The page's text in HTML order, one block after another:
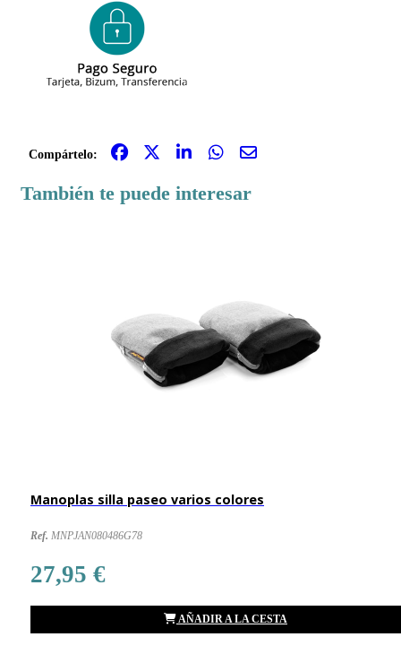
Compártelo:
También te puede interesar
Manoplas silla paseo varios colores
Ref. MNPJAN080486G78
27,95 €
AÑADIR A LA CESTA